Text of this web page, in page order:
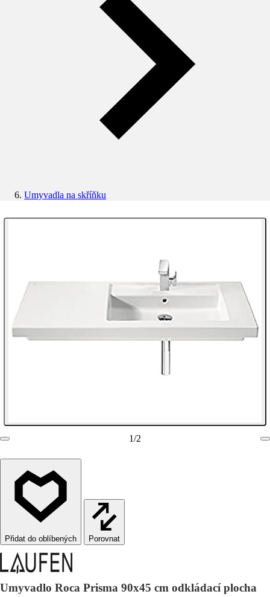
Umyvadla na skříňku
1/2
Porovnat
Umyvadlo Roca Prisma 90x45 cm odkládací plocha